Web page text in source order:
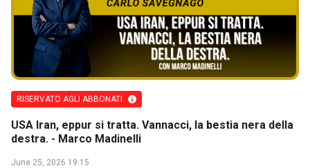
RISERVATO AGLI ABBONATI
USA Iran, eppur si tratta. Vannacci, la bestia nera della
destra. - Marco Madinelli
June 25, 2026 19:15